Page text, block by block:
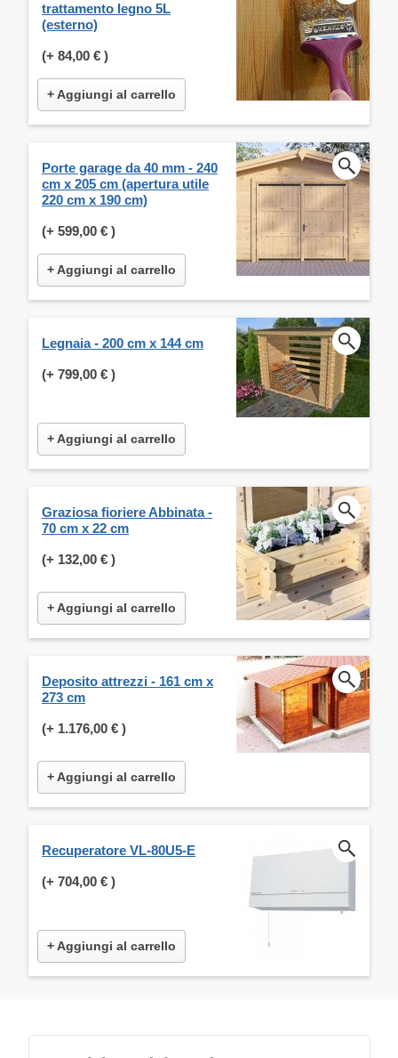
trattamento legno 5L
(esterno)
(+ 84,00 € )
+ Aggiungi al carrello
Porte garage da 40 mm - 240
cm x 205 cm (apertura utile
220 cm x 190 cm)
(+ 599,00 € )
+ Aggiungi al carrello
Legnaia - 200 cm x 144 cm
(+ 799,00 € )
+ Aggiungi al carrello
Graziosa fioriere Abbinata -
70 cm x 22 cm
(+ 132,00 € )
+ Aggiungi al carrello
Deposito attrezzi - 161 cm x
273 cm
(+ 1.176,00 € )
+ Aggiungi al carrello
Recuperatore VL-80U5-E
(+ 704,00 € )
+ Aggiungi al carrello